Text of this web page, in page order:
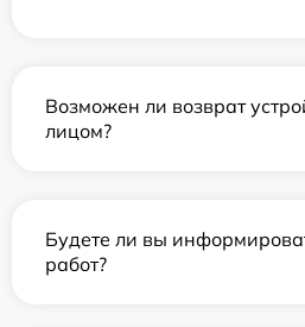
Возможен ли возврат
лицом?
Будете ли вы
работ?